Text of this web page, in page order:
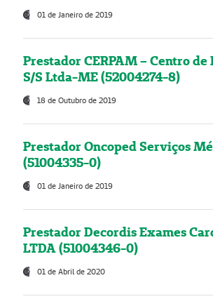
01 de Janeiro de 2019
Prestador CERPAM – Centro de
S/S Ltda-ME (52004274-8)
18 de Outubro de 2019
Prestador Oncoped Serviços
(51004335-0)
01 de Janeiro de 2019
Prestador Decordis Exames
LTDA (51004346-0)
01 de Abril de 2020